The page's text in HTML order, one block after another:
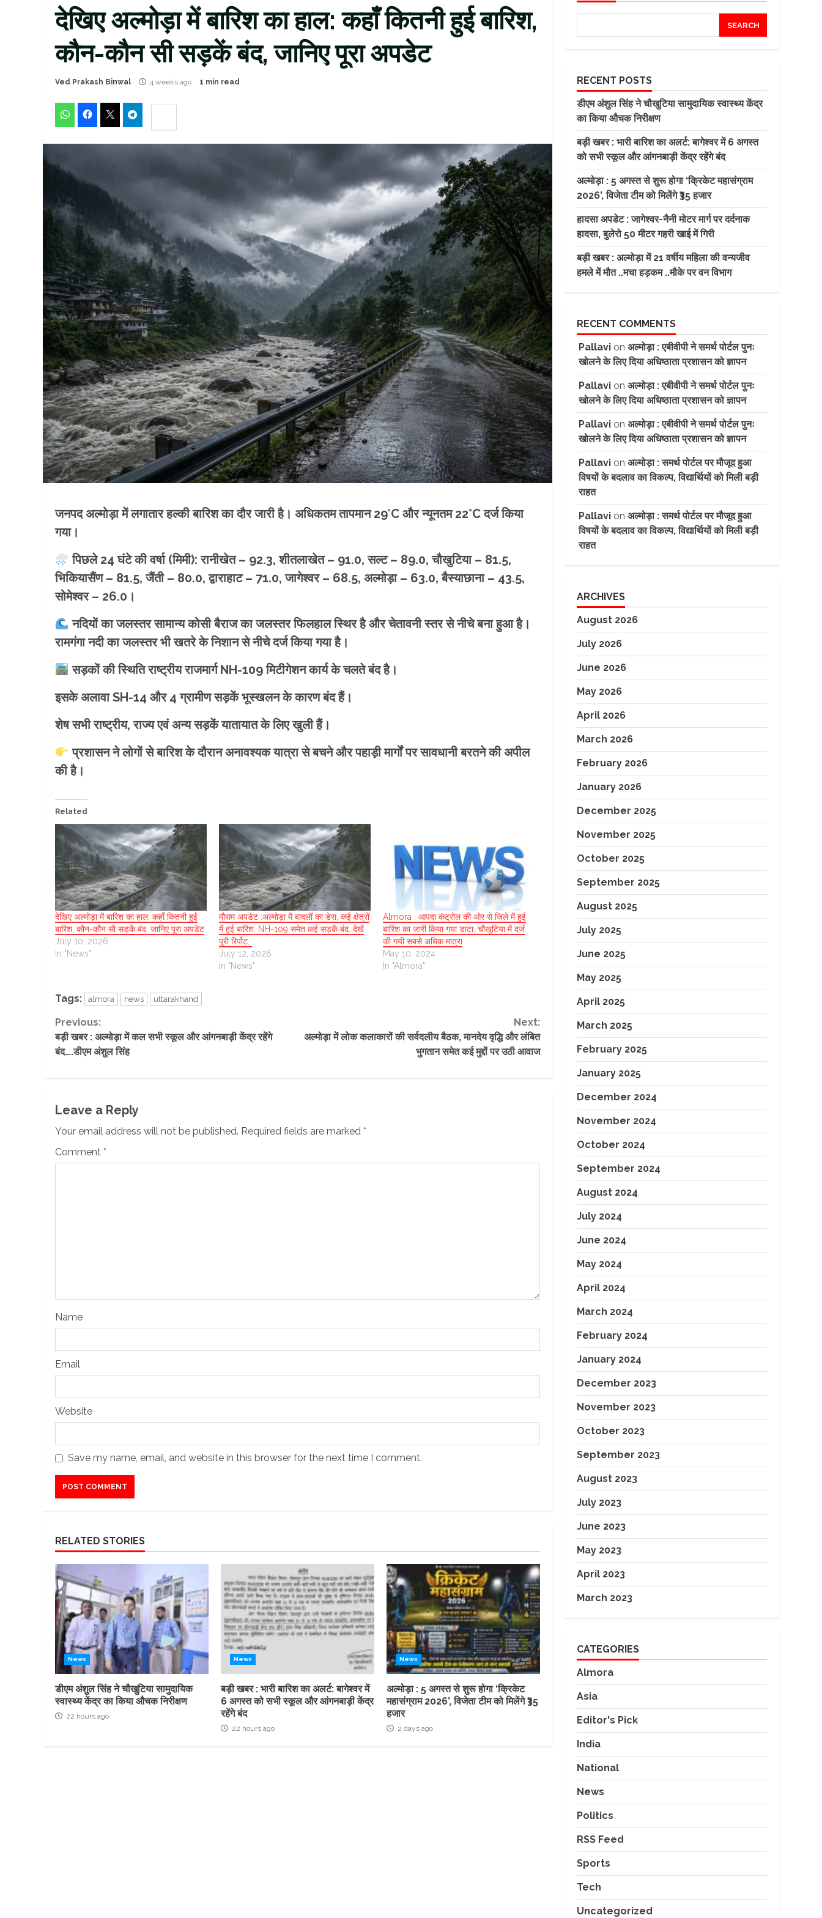
देखिए अल्मोड़ा में बारिश का हाल: कहाँ कितनी हुई बारिश,
कौन-कौन सी सड़कें बंद, जानिए पूरा अपडेट
Ved Prakash Binwal 4 weeks ago 1 min read
जनपद अल्मोड़ा में लगातार हल्की बारिश का दौर जारी है। अधिकतम तापमान 29°C और न्यूनतम 22°C दर्ज किया
गया।
पिछले 24 घंटे की वर्षा (मिमी): रानीखेत – 92.3, शीतलाखेत – 91.0, सल्ट – 89.0, चौखुटिया – 81.5,
भिकियासैंण – 81.5, जैंती – 80.0, द्वाराहाट – 71.0, जागेश्वर – 68.5, अल्मोड़ा – 63.0, बैस्याछाना – 43.5,
सोमेश्वर – 26.0।
नदियों का जलस्तर सामान्य कोसी बैराज का जलस्तर फिलहाल स्थिर है और चेतावनी स्तर से नीचे बना हुआ है।
रामगंगा नदी का जलस्तर भी खतरे के निशान से नीचे दर्ज किया गया है।
सड़कों की स्थिति राष्ट्रीय राजमार्ग NH-109 मिटीगेशन कार्य के चलते बंद है।
इसके अलावा SH-14 और 4 ग्रामीण सड़कें भूस्खलन के कारण बंद हैं।
शेष सभी राष्ट्रीय, राज्य एवं अन्य सड़कें यातायात के लिए खुली हैं।
प्रशासन ने लोगों से बारिश के दौरान अनावश्यक यात्रा से बचने और पहाड़ी मार्गों पर सावधानी बरतने की अपील
की है।
Related
देखिए अल्मोड़ा में बारिश का हाल: कहाँ कितनी हुई
बारिश, कौन-कौन सी सड़कें बंद, जानिए पूरा अपडेट
July 10, 2026
In "News"
मौसम अपडेट :अल्मोड़ा में बादलों का डेरा, कई क्षेत्रों
में हुई बारिश, NH-109 समेत कई सड़कें बंद…देखें
पूरी रिर्पोट…
July 12, 2026
In "News"
Almora : आपदा कंट्रोल की ओर से जिले में हुई
बारिश का जारी किया गया डाटा, चौखुटिया में दर्ज
की गयी सबसे अधिक मात्रा
May 10, 2024
In "Almora"
Tags: almora news uttarakhand
Continue
Reading
Previous:
बड़ी खबर : अल्मोड़ा में कल सभी स्कूल और आंगनबाड़ी केंद्र रहेंगे
बंद….डीएम अंशुल सिंह
Next:
अल्मोड़ा में लोक कलाकारों की सर्वदलीय बैठक, मानदेय वृद्धि और लंबित
भुगतान समेत कई मुद्दों पर उठी आवाज
Leave a Reply
Your email address will not be published. Required fields are marked *
Comment *
Name
Email
Website
Save my name, email, and website in this browser for the next time I comment.
RELATED STORIES
News
डीएम अंशुल सिंह ने चौखुटिया सामुदायिक
स्वास्थ्य केंद्र का किया औचक निरीक्षण
22 hours ago
News
बड़ी खबर : भारी बारिश का अलर्ट: बागेश्वर में
6 अगस्त को सभी स्कूल और आंगनबाड़ी केंद्र
रहेंगे बंद
22 hours ago
News
अल्मोड़ा : 5 अगस्त से शुरू होगा ‘क्रिकेट
महासंग्राम 2026’, विजेता टीम को मिलेंगे ₹35
हजार
2 days ago
SEARCH
RECENT POSTS
डीएम अंशुल सिंह ने चौखुटिया सामुदायिक स्वास्थ्य केंद्र
का किया औचक निरीक्षण
बड़ी खबर : भारी बारिश का अलर्ट: बागेश्वर में 6 अगस्त
को सभी स्कूल और आंगनबाड़ी केंद्र रहेंगे बंद
अल्मोड़ा : 5 अगस्त से शुरू होगा ‘क्रिकेट महासंग्राम
2026’, विजेता टीम को मिलेंगे ₹35 हजार
हादसा अपडेट : जागेश्वर-नैनी मोटर मार्ग पर दर्दनाक
हादसा, बुलेरो 50 मीटर गहरी खाई में गिरी
बड़ी खबर : अल्मोड़ा में 21 वर्षीय महिला की वन्यजीव
हमले में मौत ..मचा हड़कम ..मौके पर वन विभाग
RECENT COMMENTS
Pallavion अल्मोड़ा : एबीवीपी ने समर्थ पोर्टल पुनः
खोलने के लिए दिया अधिष्ठाता प्रशासन को ज्ञापन
Pallavion अल्मोड़ा : एबीवीपी ने समर्थ पोर्टल पुनः
खोलने के लिए दिया अधिष्ठाता प्रशासन को ज्ञापन
Pallavion अल्मोड़ा : एबीवीपी ने समर्थ पोर्टल पुनः
खोलने के लिए दिया अधिष्ठाता प्रशासन को ज्ञापन
Pallavion अल्मोड़ा : समर्थ पोर्टल पर मौजूद हुआ
विषयों के बदलाव का विकल्प, विद्यार्थियों को मिली बड़ी
राहत
Pallavion अल्मोड़ा : समर्थ पोर्टल पर मौजूद हुआ
विषयों के बदलाव का विकल्प, विद्यार्थियों को मिली बड़ी
राहत
ARCHIVES
August 2026
July 2026
June 2026
May 2026
April 2026
March 2026
February 2026
January 2026
December 2025
November 2025
October 2025
September 2025
August 2025
July 2025
June 2025
May 2025
April 2025
March 2025
February 2025
January 2025
December 2024
November 2024
October 2024
September 2024
August 2024
July 2024
June 2024
May 2024
April 2024
March 2024
February 2024
January 2024
December 2023
November 2023
October 2023
September 2023
August 2023
July 2023
June 2023
May 2023
April 2023
March 2023
CATEGORIES
Almora
Asia
Editor's Pick
India
National
News
Politics
RSS Feed
Sports
Tech
Uncategorized